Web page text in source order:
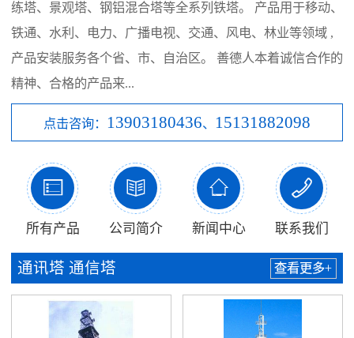
练塔、景观塔、钢铝混合塔等全系列铁塔。 产品用于移动、
铁通、水利、电力、广播电视、交通、风电、林业等领域 ,
产品安装服务各个省、市、自治区。 善德人本着诚信合作的
精神、合格的产品来...
点击咨询： 13903180436、 15131882098

所有产品

公司简介

新闻中心

联系我们
通讯塔 通信塔 查看更多+